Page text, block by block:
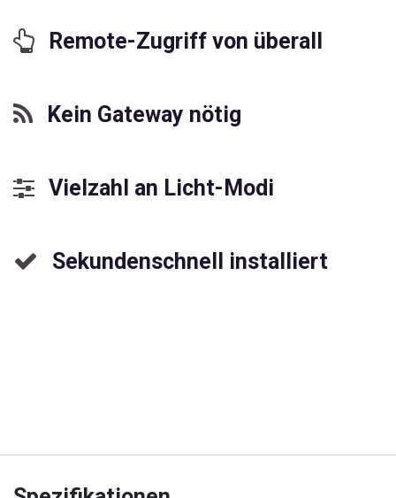
Remote-Zugriff von überall
Kein Gateway nötig
Vielzahl an Licht-Modi
Sekundenschnell installiert